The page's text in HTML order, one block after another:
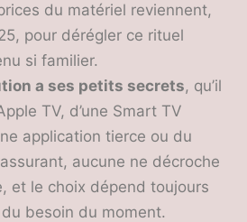
du matériel reviennent,
pour dérégler ce rituel
si familier.
a ses petits secrets, qu’il
TV, d’une Smart TV
application tierce ou du
aucune ne décroche
et le choix dépend toujours
besoin du moment.